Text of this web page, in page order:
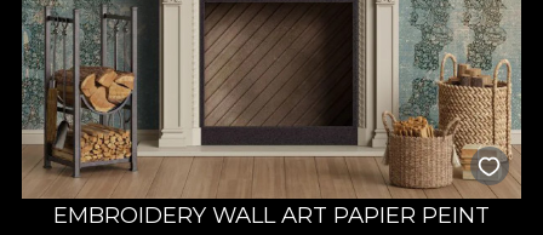
EMBROIDERY WALL ART PAPIER PEINT